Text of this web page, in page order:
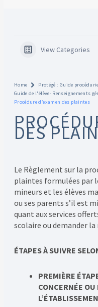
View Categories
Home
Protégé : Guide
Guide de l'élève- Renseignements
Procédure d’examen des plaintes
DES
Le Règlement sur la
plaintes formulées par
mineurs et les élèves
ou ses parents s’il est
quant aux services
scolaire ou demander la
ÉTAPES À SUIVRE
PREMIÈRE
CONCERNÉE